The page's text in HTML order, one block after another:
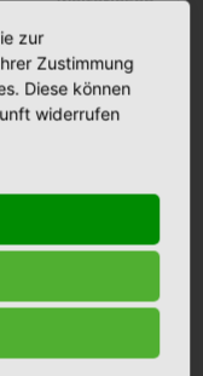
Sparpaket
zur
Zustimmung
Diese können
widerrufen